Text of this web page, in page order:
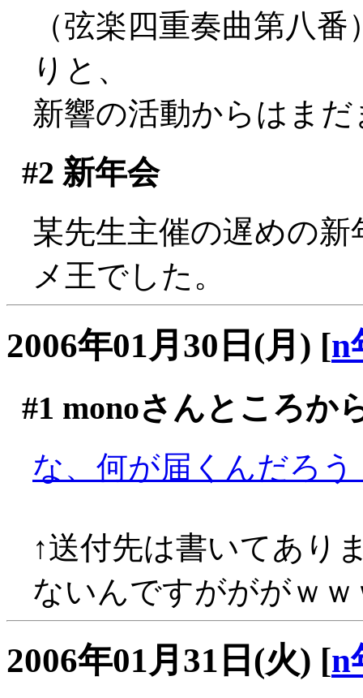
（弦楽四重奏曲第八
りと、
新響の活動からはま
#2 新年会
某先生主催の遅めの
メ王でした。
2006年01月30日(月) [n
#1 monoさんところか
な、何が届くんだろ
↑送付先は書いてあり
ないんですがががｗｗ
2006年01月31日(火) [n